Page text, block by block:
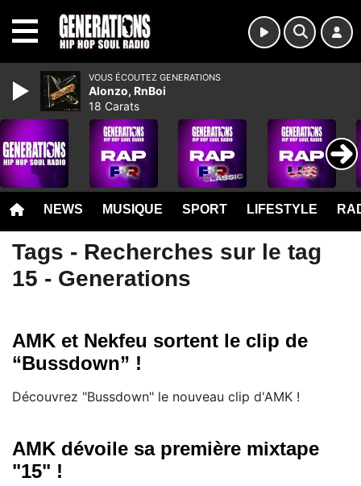
NEWS MUSIQUE SPORT LIFESTYLE
Tags - Recherches sur le tag
15 - Generations
AMK et Nekfeu sortent le clip de
“Bussdown” !
Découvrez "Bussdown" le nouveau clip d'AMK !
AMK dévoile sa première mixtape
"15" !
VOUS ÉCOUTEZ GENERATIONS
Alonzo, RnBoi
18 Carats